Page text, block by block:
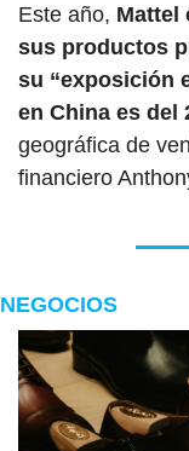
Este año, Mattel
sus productos
su “exposición
en China es del
geográfica de
financiero
NEGOCIOS